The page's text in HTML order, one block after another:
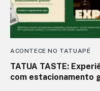
ACONTECE NO TATUAPÉ
TATUA TASTE:
com estacionamento